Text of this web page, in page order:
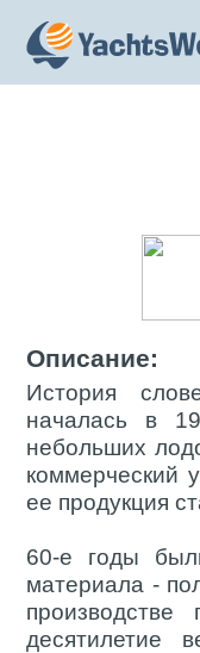
Описание:
История
началась в
небольших
коммерческий
ее продукция
60-е годы
материала -
десятилетие